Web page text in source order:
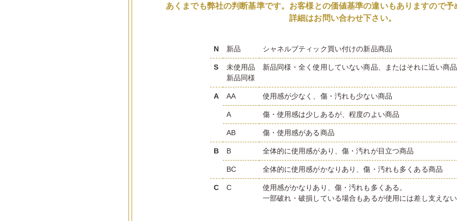
あくまでも弊社の判断基準です。お客様との価値基準の違いもありますので予
詳細はお問い合わせ下さい。
N 新品 シャネルブティック買い付けの新品商品
S
未使用品
新品同様
新品同様・全く使用していない商品、またはそれに近い商品
A AA 使用感が少なく、傷・汚れも少ない商品
A 傷・使用感は少しあるが、程度のよい商品
AB 傷・使用感がある商品
B B 全体的に使用感があり、傷・汚れが目立つ商品
BC 全体的に使用感がかなりあり、傷・汚れも多くある商品
C C
使用感がかなりあり、傷・汚れも多くある。
一部破れ・破損している場合もあるが使用には差し支えな